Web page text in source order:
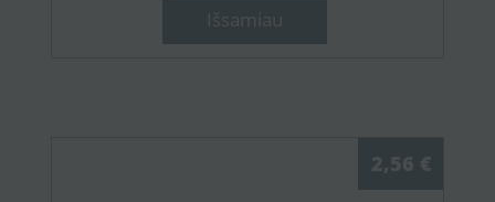
Išsamiau
2,56 €